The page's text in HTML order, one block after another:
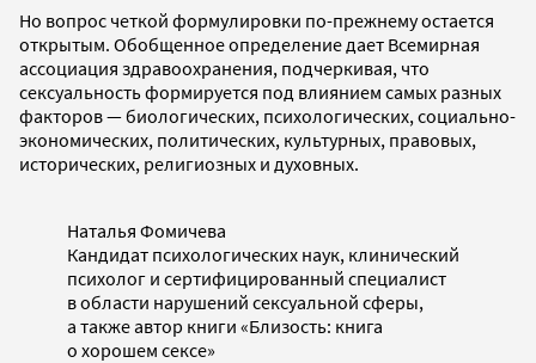
Но вопрос четкой формулировки по-прежнему остается
открытым. Обобщенное определение дает Всемирная
ассоциация здравоохранения, подчеркивая, что
сексуальность формируется под влиянием самых разных
факторов — биологических, психологических, социально-
экономических, политических, культурных, правовых,
исторических, религиозных и духовных.
Наталья Фомичева
Кандидат психологических наук, клинический
психолог и сертифицированный специалист
в области нарушений сексуальной сферы,
а также автор книги «Близость: книга
о хорошем сексе»